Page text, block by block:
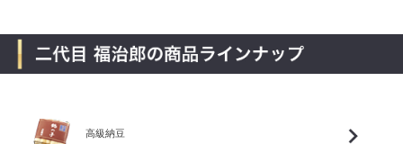
高級納豆